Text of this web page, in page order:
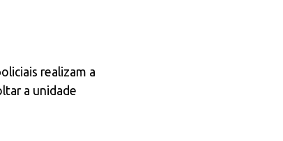
realizam a
a unidade